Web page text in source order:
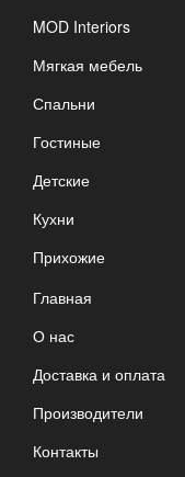
MOD Interiors
Мягкая мебель
Спальни
Гостиные
Детские
Кухни
Прихожие
Главная
О нас
Доставка и оплата
Производители
Контакты